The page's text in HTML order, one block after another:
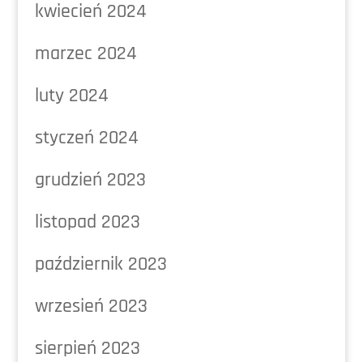
kwiecień 2024
marzec 2024
luty 2024
styczeń 2024
grudzień 2023
listopad 2023
październik 2023
wrzesień 2023
sierpień 2023